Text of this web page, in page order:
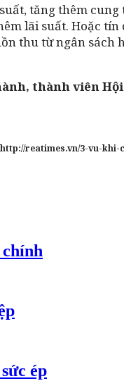
tăng thêm
lãi suất. Hoặc
thu từ ngân sách
thành viên
http://reatimes.vn/3-vu-
chính
ép